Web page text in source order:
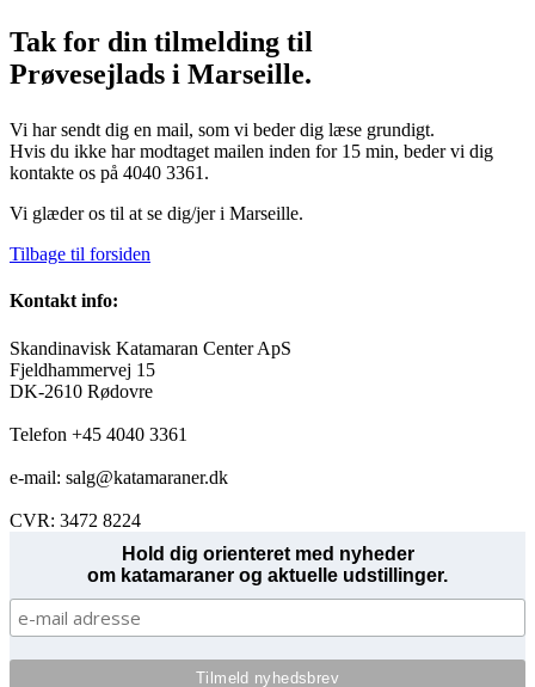
Tak for din tilmelding til
Prøvesejlads i Marseille.
Vi har sendt dig en mail, som vi beder dig læse grundigt.
Hvis du ikke har modtaget mailen inden for 15 min, beder vi dig
kontakte os på 4040 3361.
Vi glæder os til at se dig/jer i Marseille.
Tilbage til forsiden
Kontakt info:
Skandinavisk Katamaran Center ApS
Fjeldhammervej 15
DK-2610 Rødovre
Telefon +45 4040 3361
e-mail: salg@katamaraner.dk
CVR: 3472 8224
Hold dig orienteret med nyheder
om katamaraner og aktuelle udstillinger.